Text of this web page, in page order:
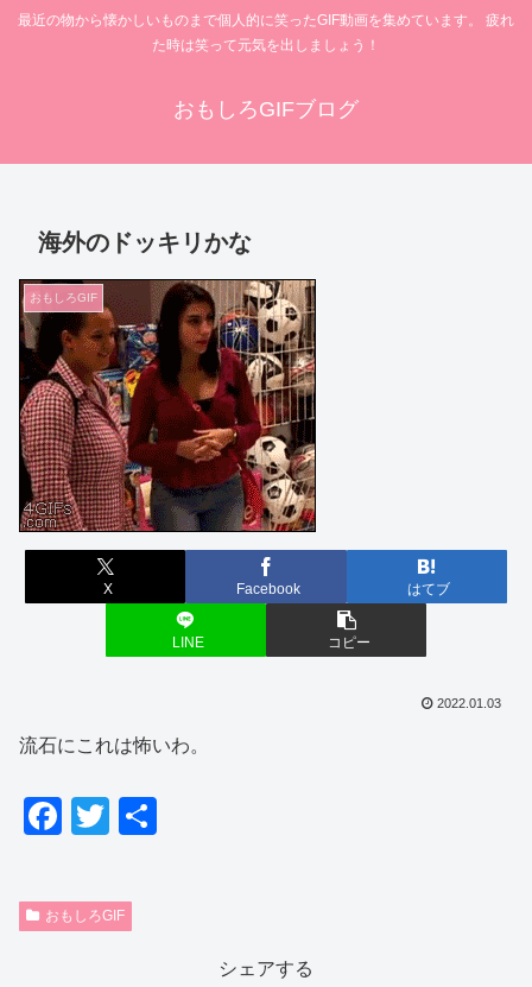
最近の物から懐かしいものまで個人的に笑ったGIF動画を集めています。 疲れ
た時は笑って元気を出しましょう！
おもしろGIFブログ
海外のドッキリかな
おもしろGIF
X Facebook はてブ
LINE コピー
2022.01.03
流石にこれは怖いわ。
F
c
e
T
tt
er
おもしろGIF
シェアする